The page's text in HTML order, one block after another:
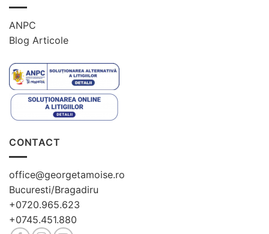
ANPC
Blog Articole
CONTACT
office@georgetamoise.ro
Bucuresti/Bragadiru
+0720.965.623
+0745.451.880